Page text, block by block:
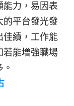
能力，易因表
的平台發光發
佳績，工作能
若能增強職場